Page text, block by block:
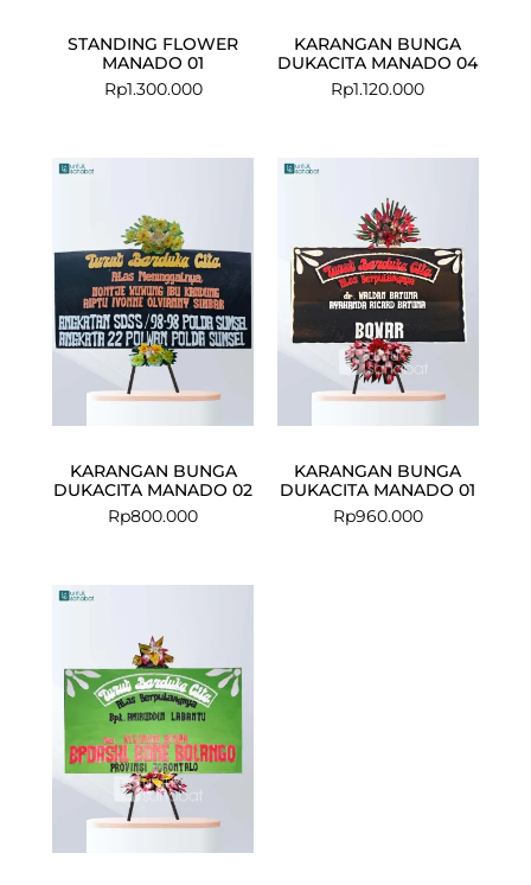
STANDING FLOWER
MANADO 01
Rp1.300.000
KARANGAN BUNGA
DUKACITA MANADO 04
Rp1.120.000
KARANGAN BUNGA
DUKACITA MANADO 02
Rp800.000
KARANGAN BUNGA
DUKACITA MANADO 01
Rp960.000
Rp1.100.000.
Rp975.000.